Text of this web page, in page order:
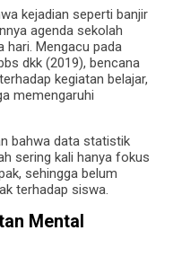
kejadian seperti banjir
agenda sekolah
hari. Mengacu pada
dkk (2019), bencana
kegiatan belajar,
memengaruhi
bahwa data statistik
sering kali hanya fokus
sehingga belum
terhadap siswa.
Mental